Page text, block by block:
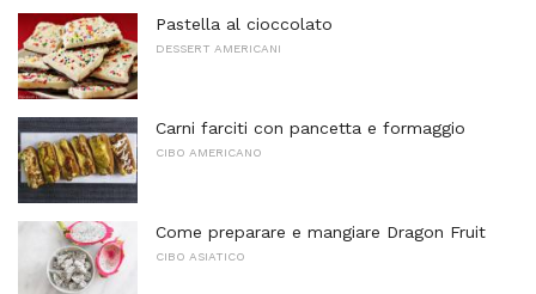
Pastella al cioccolato
DESSERT AMERICANI
Carni farciti con pancetta e formaggio
CIBO AMERICANO
Come preparare e mangiare Dragon Fruit
CIBO ASIATICO